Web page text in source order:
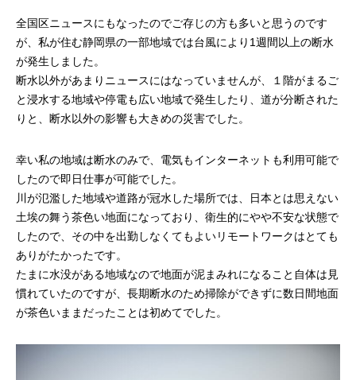
Webディレクター
mmjテックブログ
mmjコーポレートサイト
お問合せ 個人情報取扱い方針
全国区ニュースにもなったのでご存じの方も多いと思うのです
が、私が住む静岡県の一部地域では台風により1週間以上の断水
が発生しました。
断水以外があまりニュースにはなっていませんが、１階がまるご
と浸水する地域や停電も広い地域で発生したり、道が分断された
りと、断水以外の影響も大きめの災害でした。
幸い私の地域は断水のみで、電気もインターネットも利用可能で
したので即日仕事が可能でした。
川が氾濫した地域や道路が冠水した場所では、日本とは思えない
土埃の舞う茶色い地面になっており、衛生的にやや不安な状態で
したので、その中を出勤しなくてもよいリモートワークはとても
ありがたかったです。
たまに水没がある地域なので地面が泥まみれになること自体は見
慣れていたのですが、長期断水のため掃除ができずに数日間地面
が茶色いままだったことは初めてでした。